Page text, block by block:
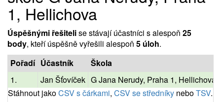
1, Hellichova
Úspěšnými řešitelise stávají účastníci s alespoň 25
body, kteří úspěšně vyřešili alespoň 5 úloh.
Pořadí Účastník
Škola
1.
Jan Šťovíček G Jana Nerudy, Praha 1, Hellichova
Stáhnout jakoCSV s čárkami, CSV se středníky neboTSV.